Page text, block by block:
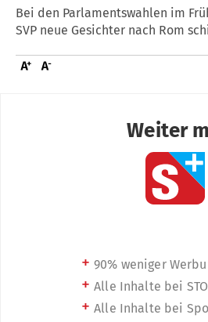
Bei den Parlamentswahlen im
SVP neue Gesichter nach Rom